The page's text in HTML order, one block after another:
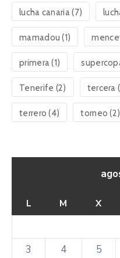
lucha canaria(7)
mamadou (1)
primera(1)
Tenerife (2) tercera
terrero (4) torneo (2)
L M X
3
4 5